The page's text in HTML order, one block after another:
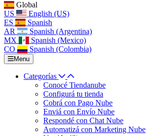
Global
US
English (US)
ES
Spanish
AR
Spanish (Argentina)
MX
Spanish (Mexico)
CO
Spanish (Colombia)
Menu
Categorías
Conocé Tiendanube
Configurá tu tienda
Cobrá con Pago Nube
Enviá con Envío Nube
Respondé con Chat Nube
Automatizá con Marketing Nube